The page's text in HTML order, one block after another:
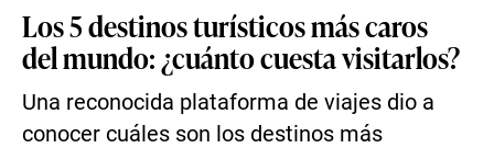
Los 5 destinos turísticos más caros
del mundo: ¿cuánto cuesta visitarlos?
Una reconocida plataforma de viajes dio a
conocer cuáles son los destinos más